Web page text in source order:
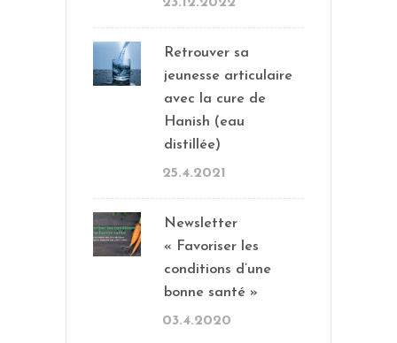
Retrouver sa
jeunesse articulaire
avec la cure de
Hanish (eau
distillée)
25.4.2021
Newsletter
« Favoriser les
conditions d’une
bonne santé »
03.4.2020